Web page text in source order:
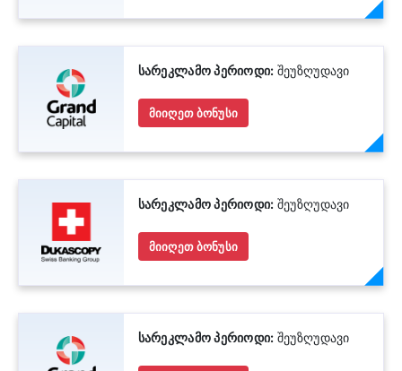
სარეკლამო პერიოდი: შეუზღუდავი
მიიღეთ ბონუსი
სარეკლამო პერიოდი: შეუზღუდავი
მიიღეთ ბონუსი
სარეკლამო პერიოდი: შეუზღუდავი